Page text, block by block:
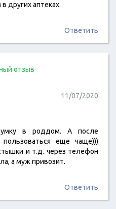
других аптеках.
Ответить
отзыв
11/07/2020
в роддом. А после
еще чаще)))
и т.д. через телефон
а муж привозит.
Ответить